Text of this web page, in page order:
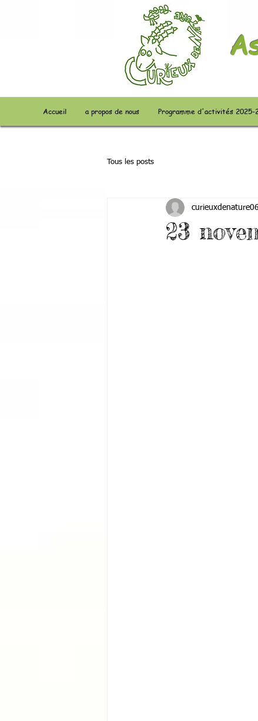
Accueil a propos de nous Programme d'activités 2025-
Tous les posts
23